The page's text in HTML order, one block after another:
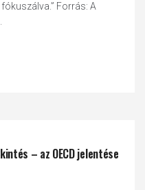
Forrás: A
– az OECD jelentése